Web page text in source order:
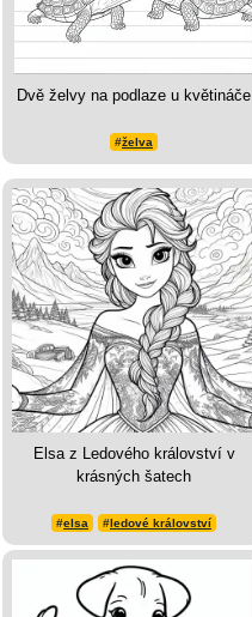
Dvě želvy na podlaze u květináče
#želva
Elsa z Ledového království v
krásných šatech
#elsa #ledové království